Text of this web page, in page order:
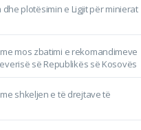
plotësimin e Ligjit për minierat
mos zbatimi e rekomandimeve
së Republikës së Kosovës
shkeljen e të drejtave të